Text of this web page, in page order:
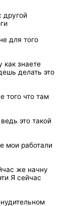
другой
для того
как знаете
делать это
того что там
это такой
мои работали
же начну
Я сейчас